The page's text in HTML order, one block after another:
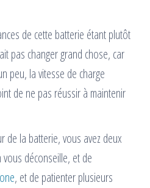
de cette batterie étant plutôt
pas changer grand chose, car
peu, la vitesse de charge
de ne pas réussir à maintenir
de la batterie, vous avez deux
déconseille, et de
, et de patienter plusieurs